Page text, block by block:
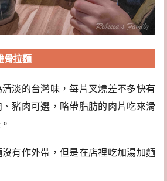
骨拉麵
淡的台灣味，每片叉燒差不多快有
豬肉可選，略帶脂肪的肉片吃來滑
有作外帶，但是在店裡吃加湯加麵